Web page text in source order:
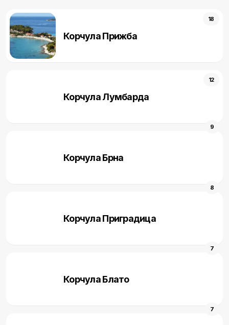
Корчула Прижба
18
Корчула Лумбарда
12
Корчула Брна
9
Корчула Приградица
8
Корчула Блато
7
7